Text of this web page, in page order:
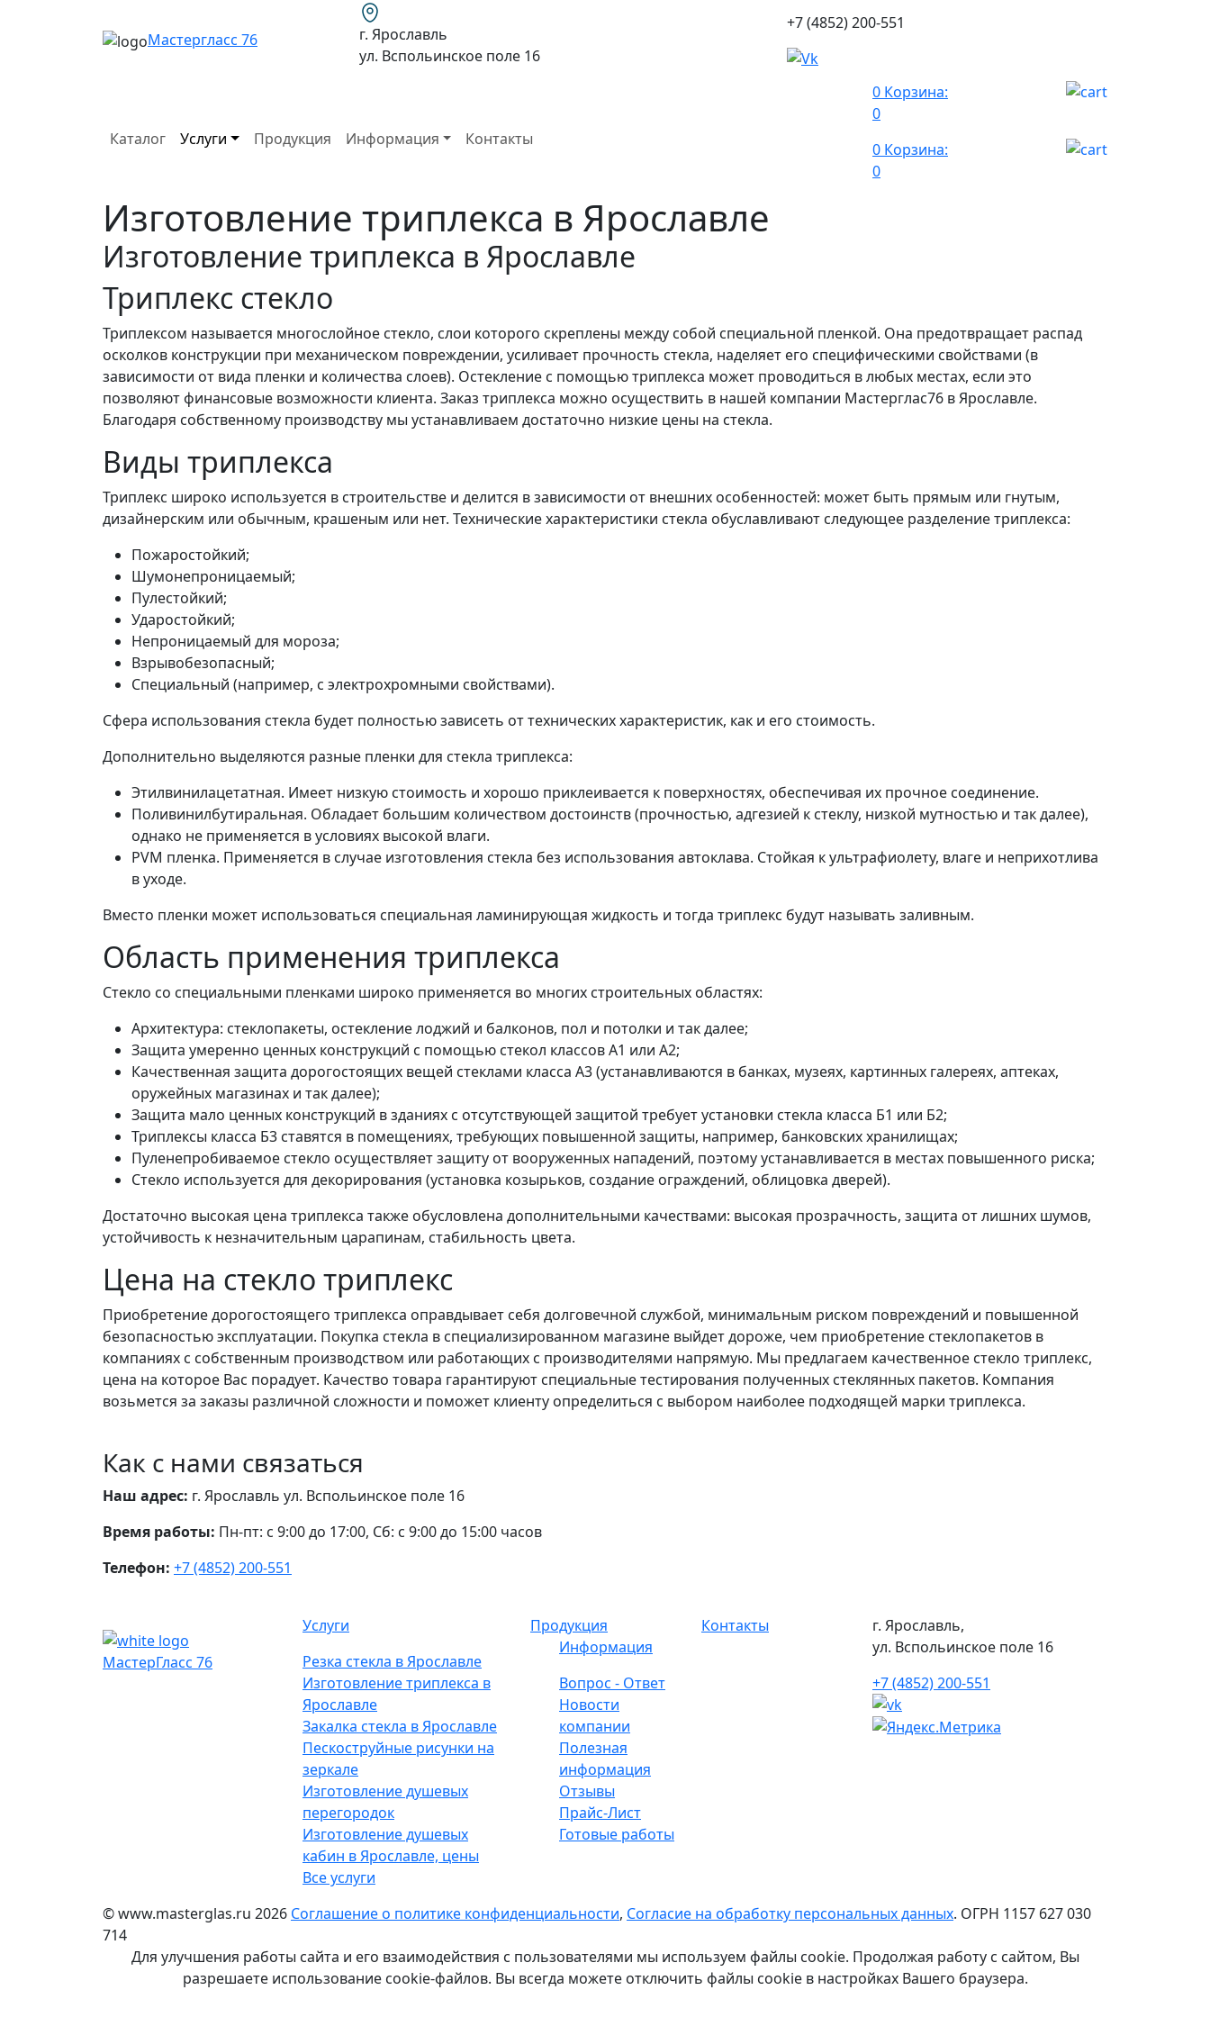
Мастергласс 76
г. Ярославль
ул. Вспольинское поле 16
+7 (4852) 200-551
Каталог Услуги Продукция Информация Контакты
0 Корзина:
0
0 Корзина:
0
Изготовление триплекса в Ярославле
Изготовление триплекса в Ярославле
Триплекс стекло
Триплексом называется многослойное стекло, слои которого скреплены между собой специальной пленкой. Она предотвращает распад
осколков конструкции при механическом повреждении, усиливает прочность стекла, наделяет его специфическими свойствами (в
зависимости от вида пленки и количества слоев). Остекление с помощью триплекса может проводиться в любых местах, если это
позволяют финансовые возможности клиента. Заказ триплекса можно осуществить в нашей компании Мастерглас76 в Ярославле.
Благодаря собственному производству мы устанавливаем достаточно низкие цены на стекла.
Виды триплекса
Триплекс широко используется в строительстве и делится в зависимости от внешних особенностей: может быть прямым или гнутым,
дизайнерским или обычным, крашеным или нет. Технические характеристики стекла обуславливают следующее разделение триплекса:
Пожаростойкий;
Шумонепроницаемый;
Пулестойкий;
Ударостойкий;
Непроницаемый для мороза;
Взрывобезопасный;
Специальный (например, с электрохромными свойствами).
Сфера использования стекла будет полностью зависеть от технических характеристик, как и его стоимость.
Дополнительно выделяются разные пленки для стекла триплекса:
Этилвинилацетатная. Имеет низкую стоимость и хорошо приклеивается к поверхностях, обеспечивая их прочное соединение.
Поливинилбутиральная. Обладает большим количеством достоинств (прочностью, адгезией к стеклу, низкой мутностью и так далее),
однако не применяется в условиях высокой влаги.
PVM пленка. Применяется в случае изготовления стекла без использования автоклава. Стойкая к ультрафиолету, влаге и неприхотлива
в уходе.
Вместо пленки может использоваться специальная ламинирующая жидкость и тогда триплекс будут называть заливным.
Область применения триплекса
Стекло со специальными пленками широко применяется во многих строительных областях:
Архитектура: стеклопакеты, остекление лоджий и балконов, пол и потолки и так далее;
Защита умеренно ценных конструкций с помощью стекол классов А1 или А2;
Качественная защита дорогостоящих вещей стеклами класса А3 (устанавливаются в банках, музеях, картинных галереях, аптеках,
оружейных магазинах и так далее);
Защита мало ценных конструкций в зданиях с отсутствующей защитой требует установки стекла класса Б1 или Б2;
Триплексы класса Б3 ставятся в помещениях, требующих повышенной защиты, например, банковских хранилищах;
Пуленепробиваемое стекло осуществляет защиту от вооруженных нападений, поэтому устанавливается в местах повышенного риска;
Стекло используется для декорирования (установка козырьков, создание ограждений, облицовка дверей).
Достаточно высокая цена триплекса также обусловлена дополнительными качествами: высокая прозрачность, защита от лишних шумов,
устойчивость к незначительным царапинам, стабильность цвета.
Цена на стекло триплекс
Приобретение дорогостоящего триплекса оправдывает себя долговечной службой, минимальным риском повреждений и повышенной
безопасностью эксплуатации. Покупка стекла в специализированном магазине выйдет дороже, чем приобретение стеклопакетов в
компаниях с собственным производством или работающих с производителями напрямую. Мы предлагаем качественное стекло триплекс,
цена на которое Вас порадует. Качество товара гарантируют специальные тестирования полученных стеклянных пакетов. Компания
возьмется за заказы различной сложности и поможет клиенту определиться с выбором наиболее подходящей марки триплекса.
Как с нами связаться
Наш адрес: г. Ярославль ул. Вспольинское поле 16
Время работы: Пн-пт: с 9:00 до 17:00, Сб: с 9:00 до 15:00 часов
Телефон: +7 (4852) 200-551
МастерГласс 76
Услуги
Резка стекла в Ярославле
Изготовление триплекса в
Ярославле
Закалка стекла в Ярославле
Пескоструйные рисунки на
зеркале
Изготовление душевых
перегородок
Изготовление душевых
кабин в Ярославле, цены
Все услуги
Продукция
Информация
Вопрос - Ответ
Новости
компании
Полезная
информация
Отзывы
Прайс-Лист
Готовые работы
Контакты
г. Ярославль,
ул. Вспольинское поле 16
+7 (4852) 200-551
© www.masterglas.ru 2026 Соглашение о политике конфиденциальности, Согласие на обработку персональных данных. ОГРН 1157 627 030
714
Для улучшения работы сайта и его взаимодействия с пользователями мы используем файлы cookie. Продолжая работу с сайтом, Вы
разрешаете использование cookie-файлов. Вы всегда можете отключить файлы cookie в настройках Вашего браузера.